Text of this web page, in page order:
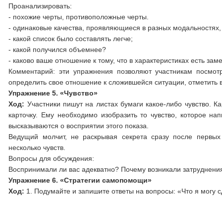
Проанализировать:
- похожие черты, противоположные черты.
- одинаковые качества, проявляющиеся в разных модальностях,
- какой список было составлять легче;
- какой получился объемнее?
- каково ваше отношение к тому, что в характеристиках есть
Комментарий: эти упражнения позволяют участникам
определить свое отношение к сложившейся ситуации,
Упражнение 5. «Чувство»
Ход: Участники пишут на листах бумаги какое-либо чувство.
карточку. Ему необходимо изобразить то чувство, которое
высказываются о восприятии этого показа.
Ведущий молчит, не раскрывая секрета сразу после
несколько чувств.
Вопросы для обсуждения:
Воспринимали ли вас адекватно? Почему возникали
Упражнение 6. «Стратегии самопомощи»
Ход: 1. Подумайте и запишите ответы на вопросы: «Что я могу